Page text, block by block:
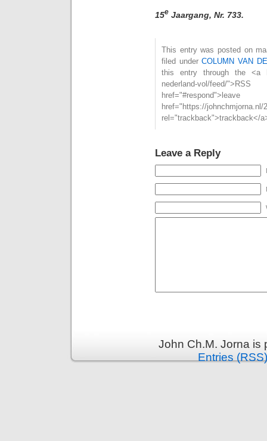
15e Jaargang, Nr. 733.
This entry was posted on
filed underCOLUMN VAN
this entry through the <a
nederland-vol/feed/
href="https://
rel="trackback">trackback</
Leave a Reply
John Ch.M. Jorna
Entries (RSS)